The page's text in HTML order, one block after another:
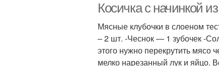
Косичка с начинкой
Мясные клубочки в слоеном
– 2 шт. -Чеснок — 1 зубочек -
этого нужно перекрутить мясо
мелко нарезанный лук и